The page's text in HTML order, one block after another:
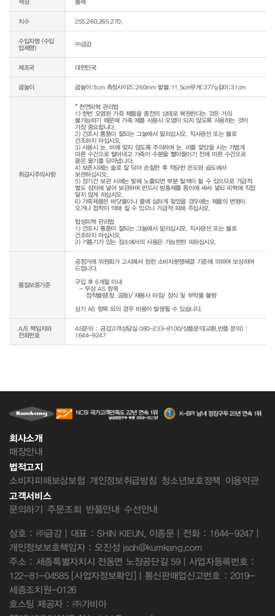
색상 블랙
치수 255,260,265,270,
수입자명 (수입
업체명)
㈜금강
제조국 대한민국
굽높이 굽높이:5cm 측정사이즈:260mm 발볼:11.5cm무게:377g길이:31cm
취급시주의사항
* 천연피혁 관리법
1) 한번 오염된 가죽 제품을 종전의 상태로 복원한다는 것은 거의
불가능하기 때문에 가죽 제품 사용시 오염이 되지 않도록 사용하는 것이
가장 중요합니다.
2) 건조시 통풍이 잘되는 그늘에서 말리십시오. 직사광선 또는 불로
건조하지 마십시오.
3) 사용시 눈, 비에 맞지 않도록 주의하며 눈, 비를 맞았을 시는 가볍게
마른 수건으로 털어내고 가죽이 수분을 빨아들이기 전에 마른 수건으로
묻은 물기를 닦아냅니다.
4) 보존시에는 솔로 잘 닦아 손질한 후 적당한 온도와 습도에서
보관하십시오.
5) 장기간 보관 시에는 빛에 노출되면 부분 탈색이 될 수 있으므로 가급적
별도 상자에 넣어 보관하며 반드시 방충제를 종이에 싸서 넣되 피혁에 직접
닿지 않게 하십시오.
6) 가죽제품은 바닷물이나 물에 심하게 젖었을 경우에는 제품의 변형이
오거나 접착이 약해 질 수 있으니 가급적 피해 주십시오.
합성피혁 관리법
1) 건조시 통풍이 잘되는 그늘에서 말리십시오. 직사광선 또는 불로
건조하지 마십시오.
품질보증기준
공정거래 위원회가 고시에서 정한 소비자분쟁해결 기준에 의하여 보상하여
드립니다.
구입 후 6개월 이내
  - 무상 AS 항목
상기 AS 항목 외의 경우 비용이 발생될 수 있습니다.
A/S 책임자와
전화번호
AS문의 : 금강고객상담실 080-233-8100/상품문의(교환,반품 문의) :
1644-9247
회사소개
매장안내
법적고지
소비자피해보상보험 개인정보취급방침 청소년보호정책 이용약관
고객서비스
문의하기 주문조회 반품안내 수선안내
상호 : ㈜금강 | 대표 : SHIN KIEUN, 이종문 | 전화 : 1644-9247 |
개인정보보호책임자 : 오진성 jsoh@kumkang.com
주소 : 세종특별자치시 전동면 노장공단길 59 | 사업자등록번호 :
122-81-04585 [사업자정보확인] | 통신판매업신고번호 : 2019-
세종조치원-0126
호스팅 제공자 : ㈜가비아